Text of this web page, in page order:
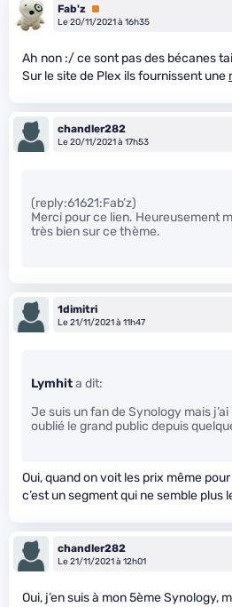
Fab'z Premium
Le 20/11/2021 à 16h35
Ah non :/ ce sont pas des bécanes
Sur le site de Plex ils fournissent une
chandler282
Le 20/11/2021 à 17h53
(reply:61621:Fab’z)
Merci pour ce lien. Heureusement
très bien sur ce thème.
1dimitri
Le 21/11/2021 à 11h47
Lymhita dit:
Je suis un fan de Synology mais j’ai
oublié le grand public depuis
Oui, quand on voit les prix même
c’est un segment qui ne semble plus
chandler282
Le 21/11/2021 à 12h01
Oui, j’en suis à mon 5ème Synology,